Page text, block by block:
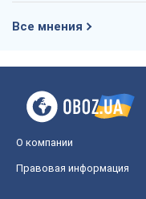
Все мнения
О компании
Правовая информация